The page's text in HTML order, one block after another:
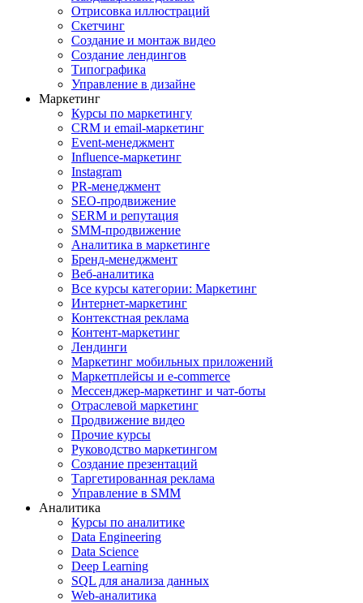
Отрисовка иллюстраций
Скетчинг
Создание и монтаж видео
Создание лендингов
Типографика
Управление в дизайне
Маркетинг
Курсы по маркетингу
CRM и email-маркетинг
Event-менеджмент
Influence-маркетинг
Instagram
PR-менеджмент
SEO-продвижение
SERM и репутация
SMM-продвижение
Аналитика в маркетинге
Бренд-менеджмент
Веб-аналитика
Все курсы категории: Маркетинг
Интернет-маркетинг
Контекстная реклама
Контент-маркетинг
Лендинги
Маркетинг мобильных приложений
Маркетплейсы и e-commerce
Мессенджер-маркетинг и чат-боты
Отраслевой маркетинг
Продвижение видео
Прочие курсы
Руководство маркетингом
Создание презентаций
Таргетированная реклама
Управление в SMM
Аналитика
Курсы по аналитике
Data Engineering
Data Science
Deep Learning
SQL для анализа данных
Web-аналитика